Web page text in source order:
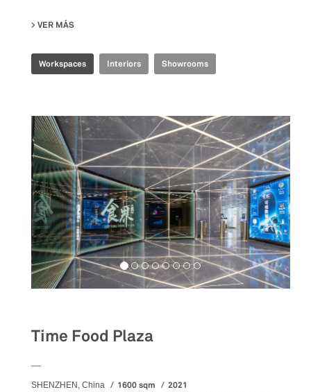
VER MÁS
Workspaces Interiors Showrooms
Time Food Plaza
SHENZHEN, China 1600 sqm 2021